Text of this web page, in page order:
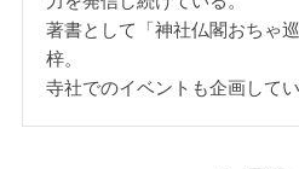
著書として「神社仏閣おちゃ
梓。
寺社でのイベントも企画してい